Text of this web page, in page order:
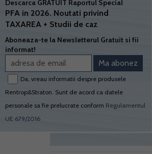
Descarca GRATUIT Raportul Special
PFA in 2026. Noutati privind
TAXAREA + Studii de caz
Aboneaza-te la Newsletterul Gratuit si fii
informat!
Da, vreau informatii despre produsele
Rentrop&Straton. Sunt de acord ca datele
personale sa fie prelucrate conform Regulamentul
UE 679/2016